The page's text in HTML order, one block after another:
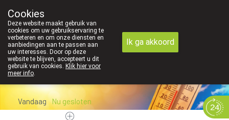
Vandaag Nugesloten
Cookies
Deze website maakt gebruik van
cookies om uw gebruikservaring te
verbeteren en om onze diensten en
aanbiedingen aan te passen aan
uw interesses. Door op deze
website te blijven, accepteert u dit
gebruik van cookies. Klik hier voor
meer info.
Ik ga akkoord